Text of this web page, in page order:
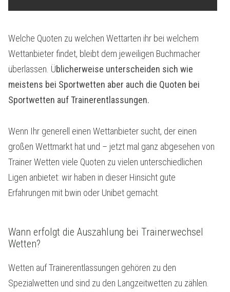
Welche Quoten zu welchen Wettarten ihr bei welchem
Wettanbieter findet, bleibt dem jeweiligen Buchmacher
überlassen. Üblicherweise unterscheiden sich wie
meistens bei Sportwetten aber auch die Quoten bei
Sportwetten auf Trainerentlassungen.
Wenn Ihr generell einen Wettanbieter sucht, der einen
großen Wettmarkt hat und – jetzt mal ganz abgesehen von
Trainer Wetten viele Quoten zu vielen unterschiedlichen
Ligen anbietet: wir haben in dieser Hinsicht gute
Erfahrungen mit bwin oder Unibet gemacht.
Wann erfolgt die Auszahlung bei Trainerwechsel
Wetten?
Wetten auf Trainerentlassungen gehören zu den
Spezialwetten und sind zu den Langzeitwetten zu zählen.